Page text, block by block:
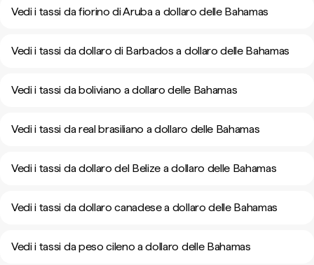
Vedi i tassi da fiorino di Aruba a dollaro delle Bahamas
Vedi i tassi da dollaro di Barbados a dollaro delle Bahamas
Vedi i tassi da boliviano a dollaro delle Bahamas
Vedi i tassi da real brasiliano a dollaro delle Bahamas
Vedi i tassi da dollaro del Belize a dollaro delle Bahamas
Vedi i tassi da dollaro canadese a dollaro delle Bahamas
Vedi i tassi da peso cileno a dollaro delle Bahamas